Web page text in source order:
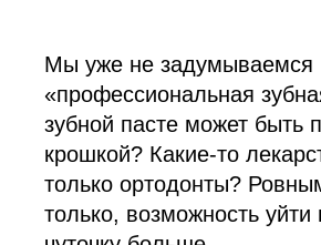
Мы уже не задумываемся
«профессиональная
зубной пасте может быть
крошкой? Какие-то
только ортодонты?
только, возможность